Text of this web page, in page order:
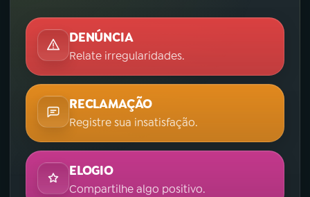
DENÚNCIA
Relate irregularidades.
RECLAMAÇÃO
Registre sua insatisfação.
ELOGIO
Compartilhe algo positivo.